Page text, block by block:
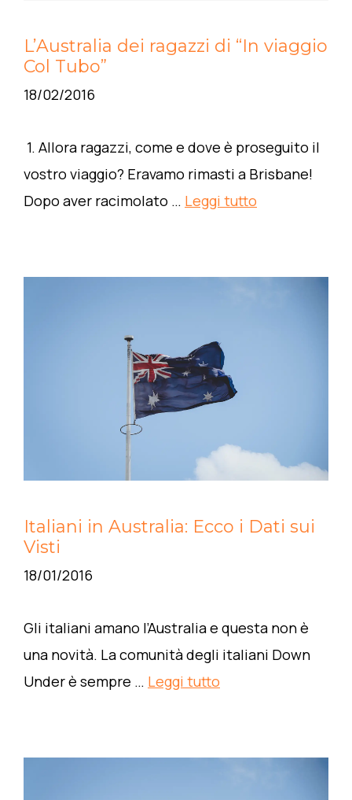
L’Australia dei ragazzi di “In viaggio
Col Tubo”
18/02/2016
1. Allora ragazzi, come e dove è proseguito il
vostro viaggio? Eravamo rimasti a Brisbane!
Dopo aver racimolato … Leggi tutto
Italiani in Australia: Ecco i Dati sui
Visti
18/01/2016
Gli italiani amano l’Australia e questa non è
una novità. La comunità degli italiani Down
Under è sempre … Leggi tutto